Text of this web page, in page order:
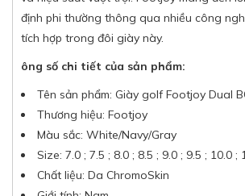
định phi thường thông qua nhiều công
tích hợp trong đôi giày này.
ông số chi tiết của sản phẩm:
Tên sản phẩm: Giày golf Footjoy Dual
Thương hiệu: Footjoy
Màu sắc: White/Navy/Gray
Size: 7.0 ; 7.5 ; 8.0 ; 8.5 ; 9.0 ; 9.5 ; 10.0 ;
Chất liệu: Da ChromoSkin